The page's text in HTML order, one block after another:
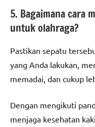
5. Bagaimana cara
untuk olahraga?
Pastikan sepatu
yang Anda lakukan,
memadai, dan cukup
Dengan mengikuti
menjaga kesehatan